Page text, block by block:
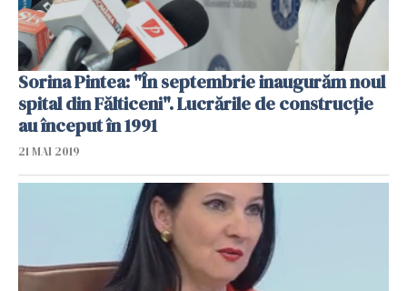
Sorina Pintea: "În septembrie inaugurăm noul
spital din Fălticeni". Lucrările de construcție
au început în 1991
21 MAI 2019